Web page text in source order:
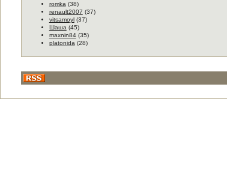
romka (38)
renault2007 (37)
vitsamoyl(37)
Шаша (45)
maxnin84(35)
platonida (28)